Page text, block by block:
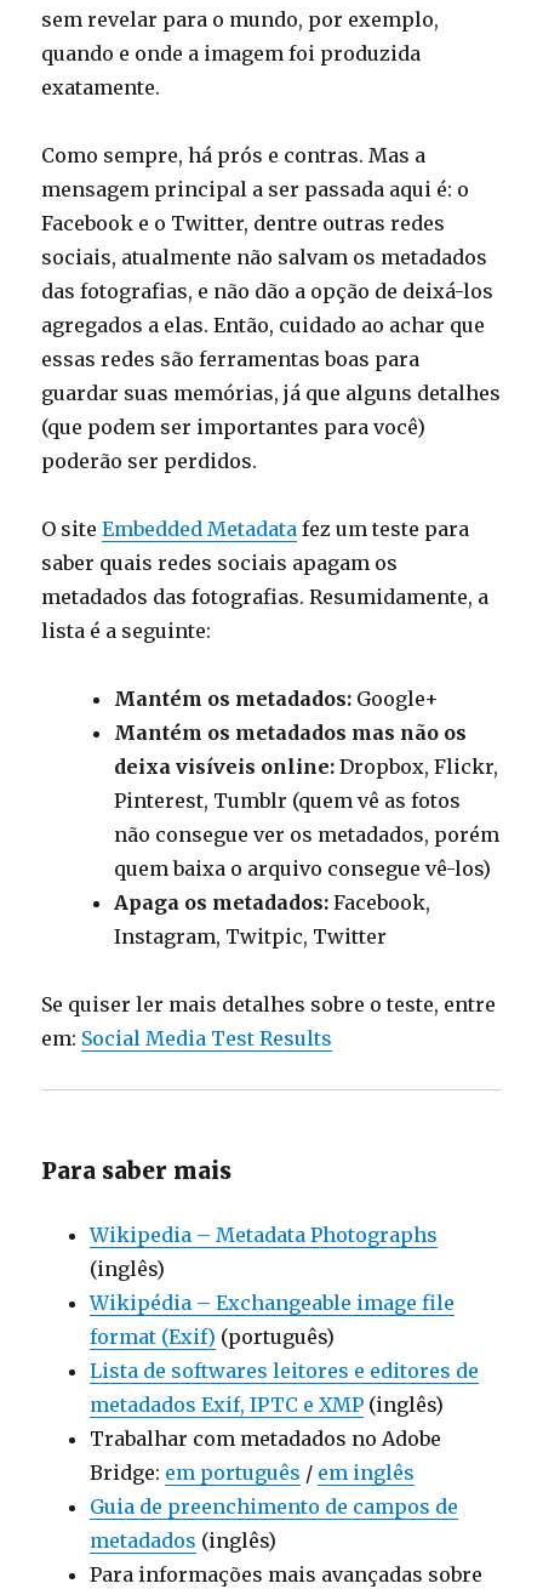
sem revelar para o mundo, por exemplo,
quando e onde a imagem foi produzida
exatamente.
Como sempre, há prós e contras. Mas a
mensagem principal a ser passada aqui é: o
Facebook e o Twitter, dentre outras redes
sociais, atualmente não salvam os metadados
das fotografias, e não dão a opção de deixá-los
agregados a elas. Então, cuidado ao achar que
essas redes são ferramentas boas para
guardar suas memórias, já que alguns detalhes
(que podem ser importantes para você)
poderão ser perdidos.
O siteEmbedded Metadata fez um teste para
saber quais redes sociais apagam os
metadados das fotografias. Resumidamente, a
lista é a seguinte:
Mantém os metadados: Google+
Mantém os metadados mas não os
deixa visíveis online:Dropbox, Flickr,
Pinterest, Tumblr (quem vê as fotos
não consegue ver os metadados, porém
quem baixa o arquivo consegue vê-los)
Apaga os metadados:Facebook,
Instagram, Twitpic, Twitter
Se quiser ler mais detalhes sobre o teste, entre
em: Social Media Test Results
Para saber mais
Wikipedia – Metadata Photographs
(inglês)
Wikipédia – Exchangeable image file
format (Exif) (português)
Lista de softwares leitores e editores de
metadados Exif, IPTC e XMP (inglês)
Trabalhar com metadados no Adobe
Bridge: em português / em inglês
Guia de preenchimento de campos de
metadados (inglês)
Para informações mais avançadas sobre